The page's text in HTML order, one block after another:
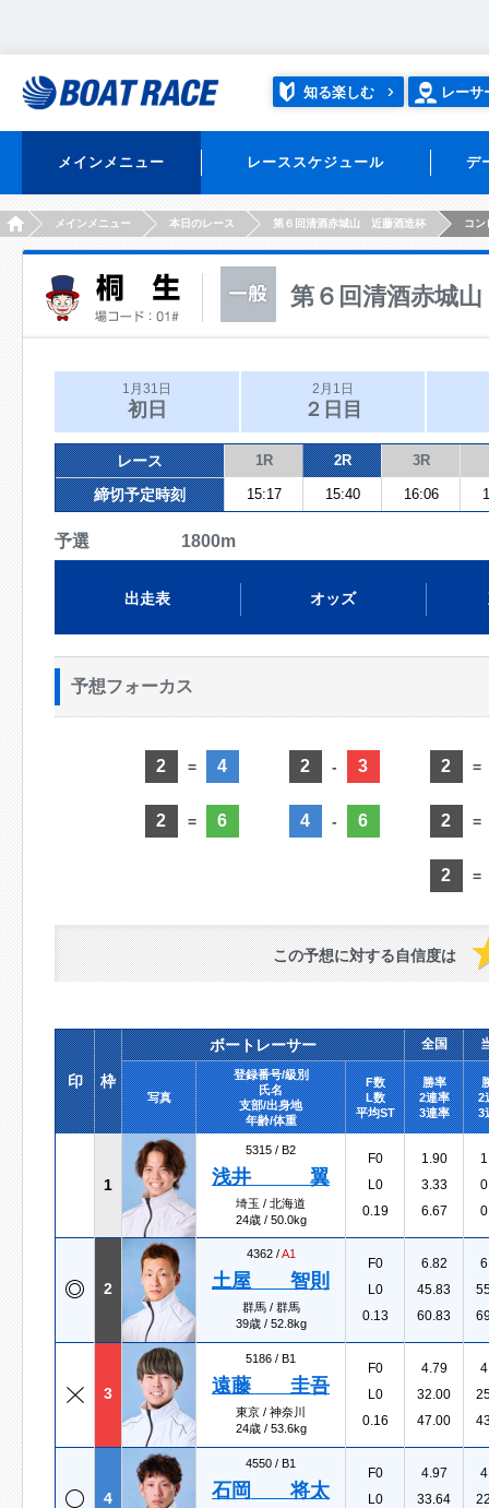
知る楽しむ レーサ
メインメニュー レーススケジュール デ
HOMEメインメニュー 本日のレース 第６回清酒赤城山 近藤酒造杯 コン
第６回清酒赤城
1月31日
初日
2月1日
２日目
レース 1R 2R 3R
締切予定時刻 15:17 15:40 16:06
予選 1800m
出走表 オッズ
予想フォーカス
2 = 4
2 = 6
2 - 3
4 - 6
2 =
2 =
2 =
この予想に対する自信度は
印 枠
ボートレーサー 全国
写真
登録番号/級別
氏名
支部/出身地
年齢/体重
F数
L数
平均ST
勝率
2連率
3連率
2
3
1
5315 / B2
浅井 翼
埼玉 / 北海道
24歳 / 50.0kg
F0
L0
0.19
1.90
3.33
6.67
2
4362 /A1
土屋 智則
群馬 / 群馬
39歳 / 52.8kg
F0
L0
0.13
6.82
45.83
60.83
3
5186 / B1
遠藤 圭吾
東京 / 神奈川
24歳 / 53.6kg
F0
L0
0.16
4.79
32.00
47.00
4
4550 / B1
石岡 将太
F0
L0
4.97
33.64